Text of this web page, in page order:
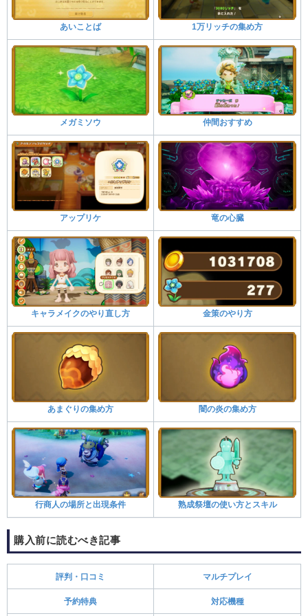
あいことば 1万リッチの集め方
メガミソウ 仲間おすすめ
アップリケ 竜の心臓
キャラメイクのやり直し方 金策のやり方
あまぐりの集め方 闇の炎の集め方
行商人の場所と出現条件 熟成祭壇の使い方とスキル
購入前に読むべき記事
評判・口コミ マルチプレイ
予約特典 対応機種